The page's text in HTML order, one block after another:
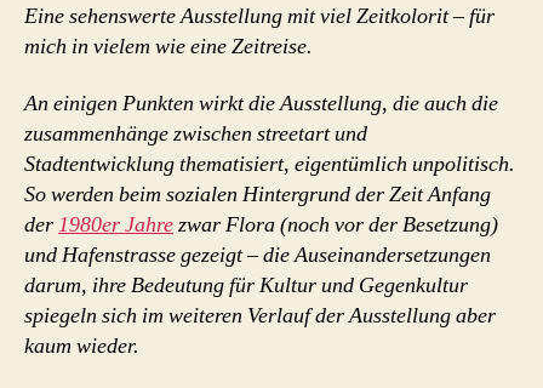
Eine sehenswerte Ausstellung mit viel Zeitkolorit – für
mich in vielem wie eine Zeitreise.
An einigen Punkten wirkt die Ausstellung, die auch die
zusammenhänge zwischen streetart und
Stadtentwicklung thematisiert, eigentümlich unpolitisch.
So werden beim sozialen Hintergrund der Zeit Anfang
der1980er Jahrezwar Flora (noch vor der Besetzung)
und Hafenstrasse gezeigt – die Auseinandersetzungen
darum, ihre Bedeutung für Kultur und Gegenkultur
spiegeln sich im weiteren Verlauf der Ausstellung aber
kaum wieder.